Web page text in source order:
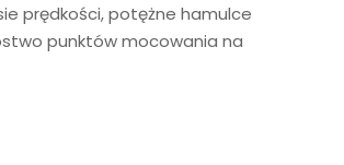
prędkości, potężne hamulce
punktów mocowania na